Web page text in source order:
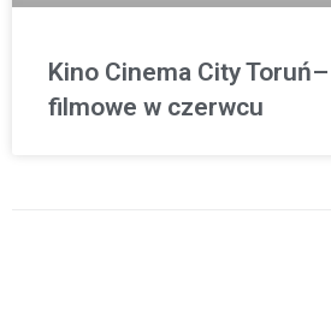
Kino Cinema City
filmowe w czerwcu